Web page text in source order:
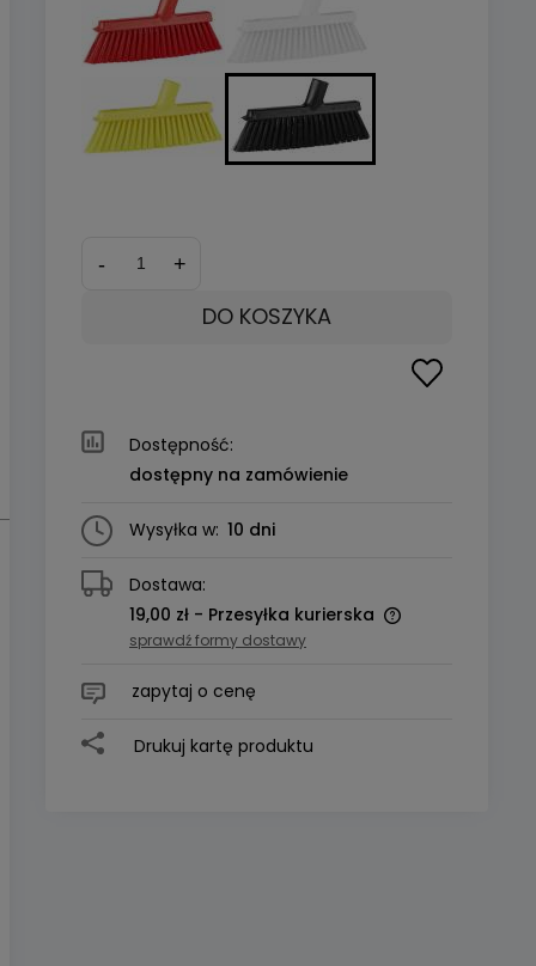
- +
DO KOSZYKA
Dostępność:
dostępny na zamówienie
Wysyłka w: 10 dni
Dostawa:
19,00 zł - Przesyłka kurierska
sprawdź formy dostawy
zapytaj o cenę
Drukuj kartę produktu